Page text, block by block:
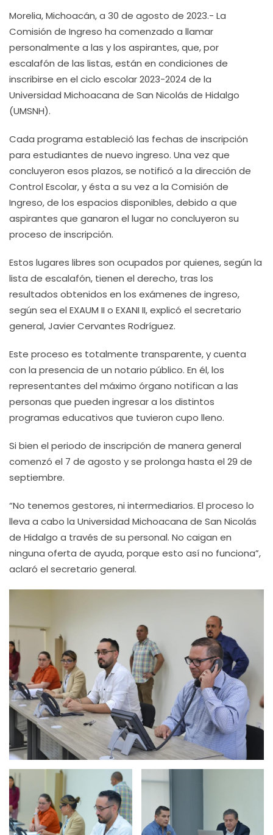
Morelia, Michoacán, a 30 de agosto de 2023.- La
Comisión de Ingreso ha comenzado a llamar
personalmente a las y los aspirantes, que, por
escalafón de las listas, están en condiciones de
inscribirse en el ciclo escolar 2023-2024 de la
Universidad Michoacana de San Nicolás de Hidalgo
(UMSNH).
Cada programa estableció las fechas de inscripción
para estudiantes de nuevo ingreso. Una vez que
concluyeron esos plazos, se notificó a la dirección de
Control Escolar, y ésta a su vez a la Comisión de
Ingreso, de los espacios disponibles, debido a que
aspirantes que ganaron el lugar no concluyeron su
proceso de inscripción.
Estos lugares libres son ocupados por quienes, según la
lista de escalafón, tienen el derecho, tras los
resultados obtenidos en los exámenes de ingreso,
según sea el EXAUM II o EXANI II, explicó el secretario
general, Javier Cervantes Rodríguez.
Este proceso es totalmente transparente, y cuenta
con la presencia de un notario público. En él, los
representantes del máximo órgano notifican a las
personas que pueden ingresar a los distintos
programas educativos que tuvieron cupo lleno.
Si bien el periodo de inscripción de manera general
comenzó el 7 de agosto y se prolonga hasta el 29 de
septiembre.
“No tenemos gestores, ni intermediarios. El proceso lo
lleva a cabo la Universidad Michoacana de San Nicolás
de Hidalgo a través de su personal. No caigan en
ninguna oferta de ayuda, porque esto así no funciona”,
aclaró el secretario general.